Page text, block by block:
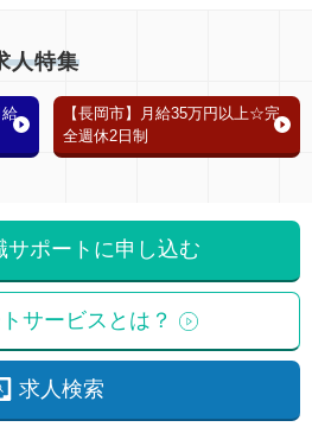
人特集
給
【長岡市】月給35万円以上☆完
全週休2日制
サポートに申し込む
サービスとは？
求人検索